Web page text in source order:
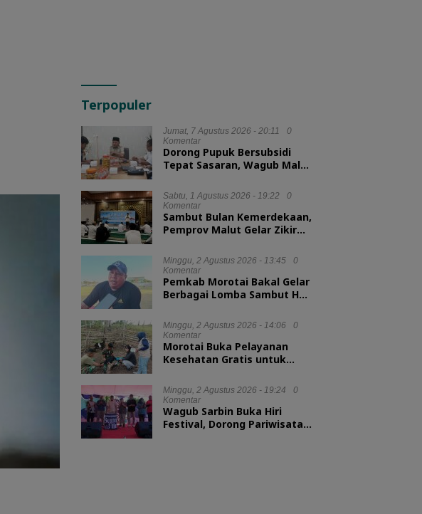
Terpopuler
Jumat, 7 Agustus 2026 - 20:11
0
Komentar
Dorong Pupuk Bersubsidi
Tepat Sasaran, Wagub Malut
Digitalisasi
Sabtu, 1 Agustus 2026 - 19:22
0
Komentar
Sambut Bulan Kemerdekaan,
Pemprov Malut Gelar Zikir
Minggu, 2 Agustus 2026 - 13:45
0
Komentar
Pemkab Morotai Bakal Gelar
Berbagai Lomba Sambut HUT
Minggu, 2 Agustus 2026 - 14:06
0
Komentar
Morotai Buka Pelayanan
Kesehatan Gratis untuk
Minggu, 2 Agustus 2026 - 19:24
0
Komentar
Wagub Sarbin Buka Hiri
Festival, Dorong Pariwisata